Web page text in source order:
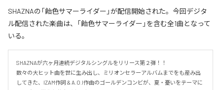
SHAZNAの「飴色サマーライダー」が配信開始された。今回デジタ
ル配信された楽曲は、「飴色サマーライダー」を含む全1曲となって
いる。
SHAZNAが六ヶ月連続デジタルシングルをリリース第２弾！！
数々の大ヒット曲を世に生み出し、ミリオンセラーアルバムまでをも産み出
してきた、IZAM作詞 & A.O.I作曲のゴールデンコンビが、夏・憂いをテーマに